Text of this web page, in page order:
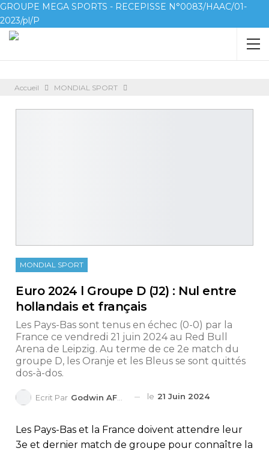
GROUPE MEGA SPORTS - RECEPISSE N°0083/HAAC/01-
2023/pl/P
Accueil MONDIAL SPORT
MONDIAL SPORT
Euro 2024 l Groupe D (J2) : Nul entre
hollandais et français
Les Pays-Bas sont tenus en échec (0-0) par la
France ce vendredi 21 juin 2024 au Red Bull
Arena de Leipzig. Au terme de ce 2e match du
groupe D, les Oranje et les Bleus se sont quittés
dos-à-dos.
Ecrit Par Godwin AFEDO le 21 Juin 2024
Les Pays-Bas et la France doivent attendre leur
3e et dernier match de groupe pour connaître la